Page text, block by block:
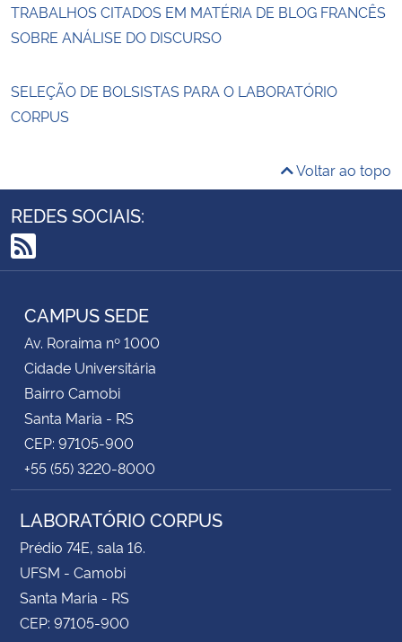
TRABALHOS CITADOS EM MATÉRIA DE BLOG FRANCÊS
SOBRE ANÁLISE DO DISCURSO
SELEÇÃO DE BOLSISTAS PARA O LABORATÓRIO
CORPUS
Voltar ao topo
REDES SOCIAIS:
RSS
CAMPUS SEDE
Av. Roraima nº 1000
Cidade Universitária
Bairro Camobi
Santa Maria - RS
CEP: 97105-900
+55 (55) 3220-8000
LABORATÓRIO CORPUS
Prédio 74E, sala 16.
UFSM - Camobi
Santa Maria - RS
CEP: 97105-900